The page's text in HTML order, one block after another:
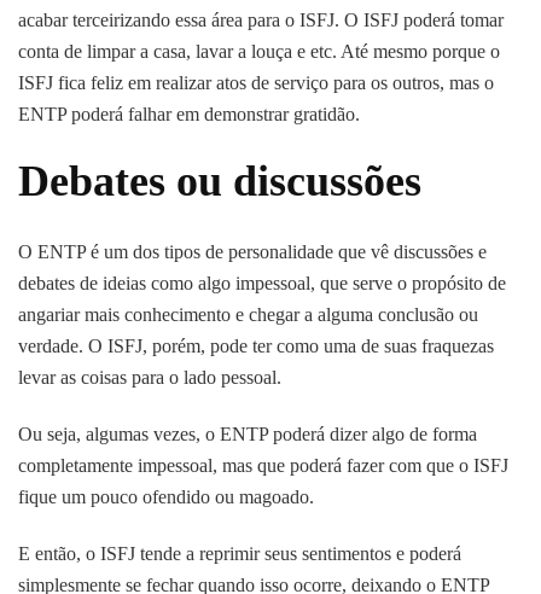
acabar terceirizando essa área para o ISFJ. O ISFJ poderá tomar
conta de limpar a casa, lavar a louça e etc. Até mesmo porque o
ISFJ fica feliz em realizar atos de serviço para os outros, mas o
ENTP poderá falhar em demonstrar gratidão.
Debates ou discussões
O ENTP é um dos tipos de personalidade que vê discussões e
debates de ideias como algo impessoal, que serve o propósito de
angariar mais conhecimento e chegar a alguma conclusão ou
verdade. O ISFJ, porém, pode ter como uma de suas fraquezas
levar as coisas para o lado pessoal.
Ou seja, algumas vezes, o ENTP poderá dizer algo de forma
completamente impessoal, mas que poderá fazer com que o ISFJ
fique um pouco ofendido ou magoado.
E então, o ISFJ tende a reprimir seus sentimentos e poderá
simplesmente se fechar quando isso ocorre, deixando o ENTP